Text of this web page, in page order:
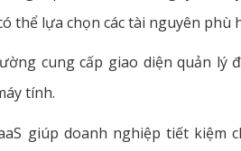
thể lựa chọn các tài nguyên phù
cung cấp giao diện quản lý
tính.
giúp doanh nghiệp tiết kiệm